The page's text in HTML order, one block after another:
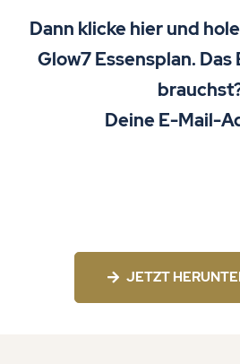
Dann klicke hier und
Glow7 Essensplan. Das
Deine E-Mail-
JETZT